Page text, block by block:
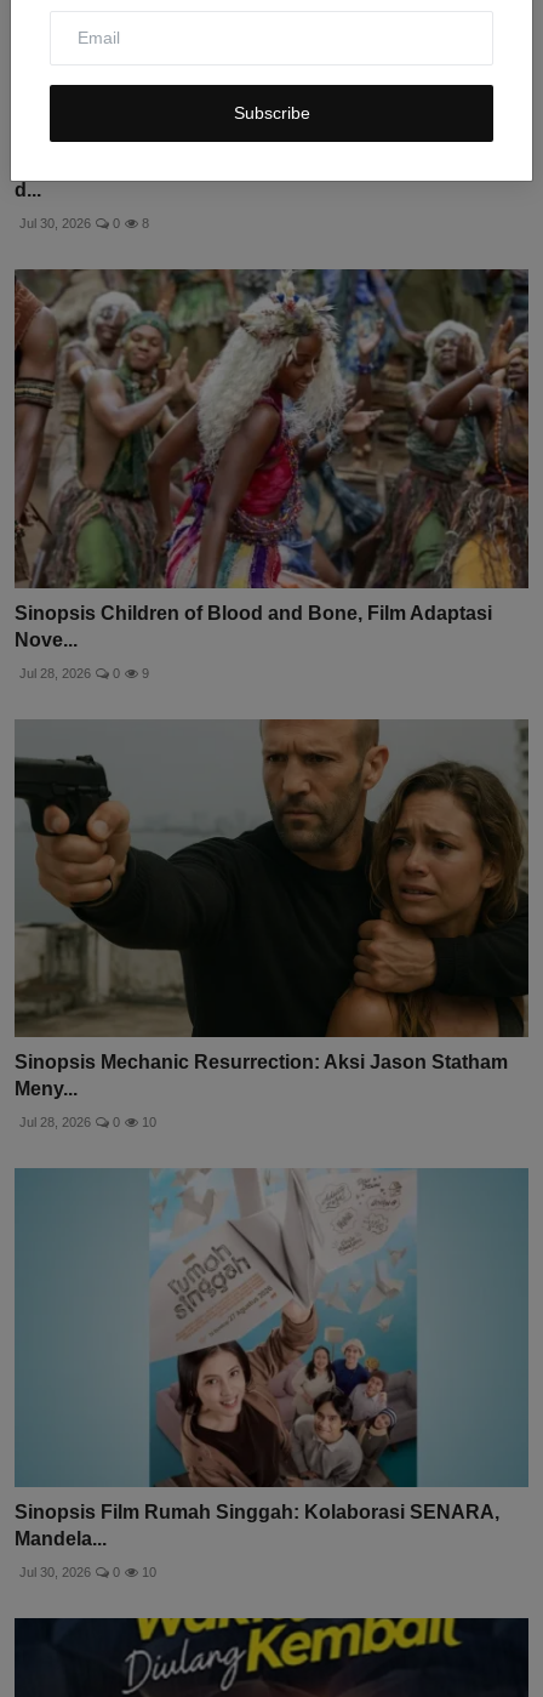
Subscribe
d...
Jul 30, 2026 0 8
Sinopsis Children of Blood and Bone, Film Adaptasi
Nove...
Jul 28, 2026 0 9
Sinopsis Mechanic Resurrection: Aksi Jason Statham
Meny...
Jul 28, 2026 0 10
Sinopsis Film Rumah Singgah: Kolaborasi SENARA,
Mandela...
Jul 30, 2026 0 10